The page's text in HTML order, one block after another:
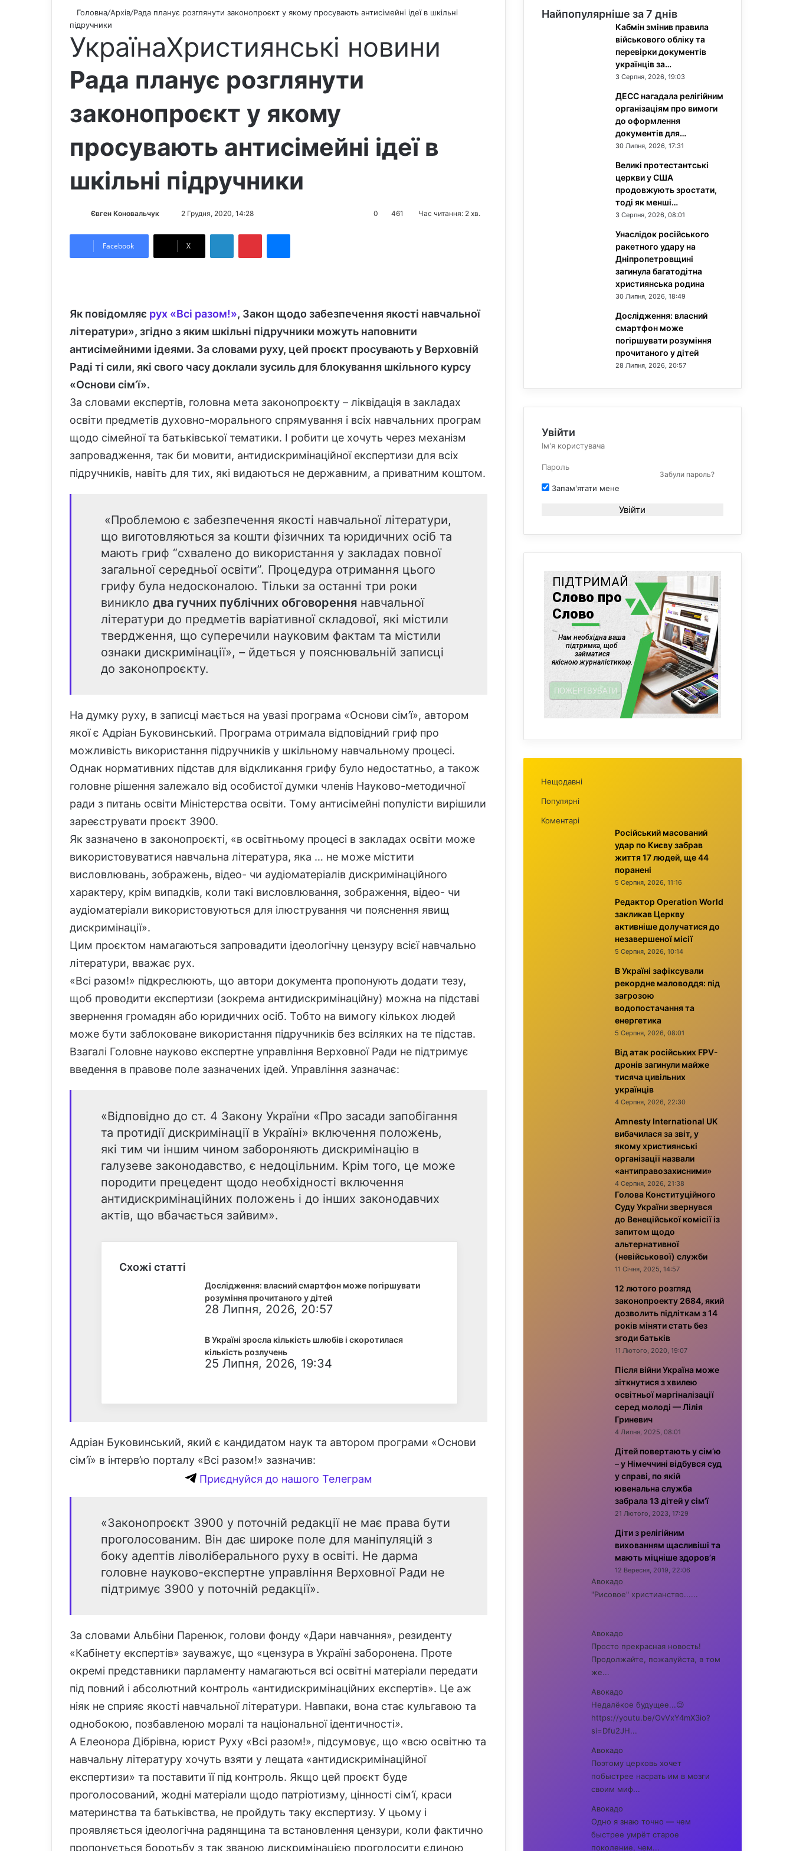
Головна/Архів/Рада планує розглянути законопроєкт у якому просувають антисімейні ідеї в шкільні
підручники
УкраїнаХристиянські новини
Рада планує розглянути
законопроєкт у якому
просувають антисімейні ідеї в
шкільні підручники
Євген Коновальчук
d
m
l
2 Грудня, 2020, 14:28 0 461 Час читання: 2 хв.
Facebook X
Як повідомляє рух «Всі разом!», Закон щодо забезпечення якості навчальної
літератури», згідно з яким шкільні підручники можуть наповнити
антисімейними ідеями. За словами руху, цей проєкт просувають у Верховній
Раді ті сили, які свого часу доклали зусиль для блокування шкільного курсу
«Основи сім’ї».
За словами експертів, головна мета законопроєкту – ліквідація в закладах
освіти предметів духовно-морального спрямування і всіх навчальних програм
щодо сімейної та батьківської тематики. І робити це хочуть через механізм
запровадження, так би мовити, антидискримінаційної експертизи для всіх
підручників, навіть для тих, які видаються не державним, а приватним коштом.
«Проблемою є забезпечення якості навчальної літератури,
що виготовляються за кошти фізичних та юридичних осіб та
мають гриф “схвалено до використання у закладах повної
загальної середньої освіти”. Процедура отримання цього
грифу була недосконалою. Тільки за останні три роки
виникло два гучних публічних обговорення навчальної
літератури до предметів варіативної складової, які містили
твердження, що суперечили науковим фактам та містили
ознаки дискримінації», – йдеться у пояснювальній записці
до законопроєкту.
На думку руху, в записці мається на увазі програма «Основи сім’ї», автором
якої є Адріан Буковинський. Програма отримала відповідний гриф про
можливість використання підручників у шкільному навчальному процесі.
Однак нормативних підстав для відкликання грифу було недостатньо, а також
головне рішення залежало від особистої думки членів Науково-методичної
ради з питань освіти Міністерства освіти. Тому антисімейні популісти вирішили
зареєструвати проєкт 3900.
Як зазначено в законопроєкті, «в освітньому процесі в закладах освіти може
використовуватися навчальна література, яка … не може містити
висловлювань, зображень, відео- чи аудіоматеріалів дискримінаційного
характеру, крім випадків, коли такі висловлювання, зображення, відео- чи
аудіоматеріали використовуються для ілюстрування чи пояснення явищ
дискримінації».
Цим проєктом намагаються запровадити ідеологічну цензуру всієї навчально
літератури, вважає рух.
«Всі разом!» підкреслюють, що автори документа пропонують додати тезу,
щоб проводити експертизи (зокрема антидискримінаційну) можна на підставі
звернення громадян або юридичних осіб. Тобто на вимогу кількох людей
може бути заблоковане використання підручників без всіляких на те підстав.
Взагалі Головне науково експертне управління Верховної Ради не підтримує
введення в правове поле зазначених ідей. Управління зазначає:
«Відповідно до ст. 4 Закону України «Про засади запобігання
та протидії дискримінації в Україні» включення положень,
які тим чи іншим чином забороняють дискримінацію в
галузеве законодавство, є недоцільним. Крім того, це може
породити прецедент щодо необхідності включення
антидискримінаційних положень і до інших законодавчих
актів, що вбачається зайвим».
Схожі статті
Дослідження: власний смартфон може погіршувати
розуміння прочитаного у дітей
28 Липня, 2026, 20:57
В Україні зросла кількість шлюбів і скоротилася
кількість розлучень
25 Липня, 2026, 19:34
Адріан Буковинський, який є кандидатом наук та автором програми «Основи
сім’ї» в інтерв’ю порталу «Всі разом!» зазначив:
Приєднуйся до нашого Телеграм
«Законопроєкт 3900 у поточній редакції не має права бути
проголосованим. Він дає широке поле для маніпуляцій з
боку адептів ліволіберального руху в освіті. Не дарма
головне науково-експертне управління Верховної Ради не
підтримує 3900 у поточній редакції».
За словами Альбіни Паренюк, голови фонду «Дари навчання», резиденту
«Кабінету експертів» зауважує, що «цензура в Україні заборонена. Проте
окремі представники парламенту намагаються всі освітні матеріали передати
під повний і абсолютний контроль «антидискримінаційних експертів». Це аж
ніяк не сприяє якості навчальної літератури. Навпаки, вона стає кульгавою та
однобокою, позбавленою моралі та національної ідентичності».
А Елеонора Дібрівна, юрист Руху «Всі разом!», підсумовує, що «всю освітню та
навчальну літературу хочуть взяти у лещата «антидискримінаційної
експертизи» та поставити її під контроль. Якщо цей проєкт буде
проголосований, жодні матеріали щодо патріотизму, цінності сім’ї, краси
материнства та батьківства, не пройдуть таку експертизу. У цьому і
проявляється ідеологічна радянщина та встановлення цензури, коли фактично
пропонується боротьбу з так званою дискримінацією проголосити єдиною
Найпопулярніше за 7 днів
Кабмін змінив правила
військового обліку та
перевірки документів
українців за…
3 Серпня, 2026, 19:03
ДЕСС нагадала релігійним
організаціям про вимоги
до оформлення
документів для…
30 Липня, 2026, 17:31
Великі протестантські
церкви у США
продовжують зростати,
тоді як менші…
3 Серпня, 2026, 08:01
Унаслідок російського
ракетного удару на
Дніпропетровщині
загинула багатодітна
християнська родина
30 Липня, 2026, 18:49
Дослідження: власний
смартфон може
погіршувати розуміння
прочитаного у дітей
28 Липня, 2026, 20:57
Увійти
Забули пароль?
Запам'ятати мене
Увійти
Нещодавні
Популярні
Коментарі
Російський масований
удар по Києву забрав
життя 17 людей, ще 44
поранені
5 Серпня, 2026, 11:16
Редактор Operation World
закликав Церкву
активніше долучатися до
незавершеної місії
5 Серпня, 2026, 10:14
В Україні зафіксували
рекордне маловоддя: під
загрозою
водопостачання та
енергетика
5 Серпня, 2026, 08:01
Від атак російських FPV-
дронів загинули майже
тисяча цивільних
українців
4 Серпня, 2026, 22:30
Amnesty International UK
вибачилася за звіт, у
якому християнські
організації назвали
«антиправозахисними»
4 Серпня, 2026, 21:38
Голова Конституційного
Суду України звернувся
до Венеційської комісії із
запитом щодо
альтернативної
(невійськової) служби
11 Січня, 2025, 14:57
12 лютого розгляд
законопроекту 2684, який
дозволить підліткам з 14
років міняти стать без
згоди батьків
11 Лютого, 2020, 19:07
Після війни Україна може
зіткнутися з хвилею
освітньої маргіналізації
серед молоді — Лілія
Гриневич
4 Липня, 2025, 08:01
Дітей повертають у сім’ю
– у Німеччині відбувся суд
у справі, по якій
ювенальна служба
забрала 13 дітей у сім’ї
21 Лютого, 2023, 17:29
Діти з релігійним
вихованням щасливіші та
мають міцніше здоров’я
12 Вересня, 2019, 22:06
Авокадо
"Рисовое" христианство......
Авокадо
Просто прекрасная новость!
Продолжайте, пожалуйста, в том
же...
Авокадо
Недалёкое будущее...😉
https://youtu.be/OvVxY4mX3io?
si=Dfu2JH...
Авокадо
Поэтому церковь хочет
побыстрее насрать им в мозги
своим миф...
Авокадо
Одно я знаю точно — чем
быстрее умрёт старое
поколение, чем...